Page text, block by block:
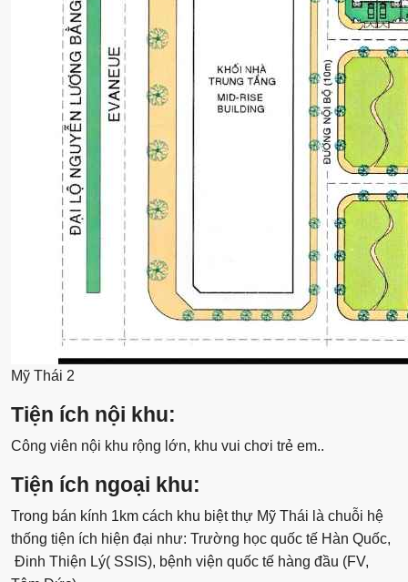
Mỹ Thái 2
Tiện ích nội khu:
Công viên nội khu rộng lớn, khu vui chơi trẻ em..
Tiện ích ngoại khu:
Trong bán kính 1km cách khu biệt thự Mỹ Thái là chuỗi hệ
thống tiện ích hiện đại như: Trường học quốc tế Hàn Quốc,
Đinh Thiện Lý( SSIS), bệnh viện quốc tế hàng đầu (FV,